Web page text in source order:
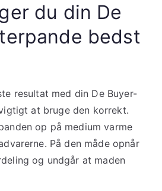
du din De
bedst
resultat med din De Buyer-
at bruge den korrekt.
op på medium varme
På den måde opnår
og undgår at maden